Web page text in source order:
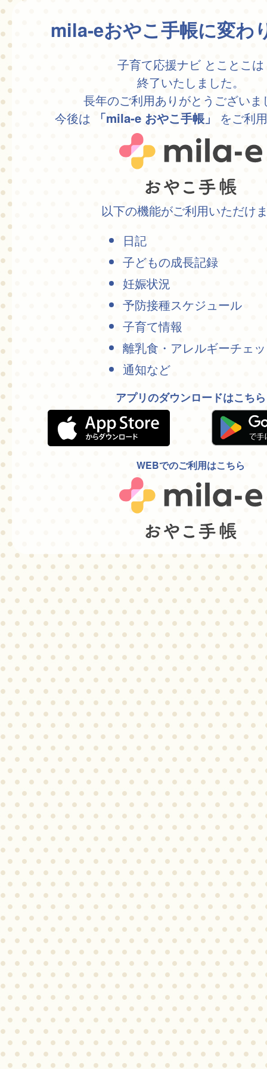
mila-eおやこ手帳に変わ
子育て応援ナビ とことこは
終了いたしました。
長年のご利用ありがとうございま
今後は
「mila-e おやこ手帳」 をご利
以下の機能がご利用いただけ
日記
子どもの成長記録
妊娠状況
予防接種スケジュール
子育て情報
離乳食・アレルギーチェ
通知など
アプリのダウンロードはこちら
WEBでのご利用はこちら